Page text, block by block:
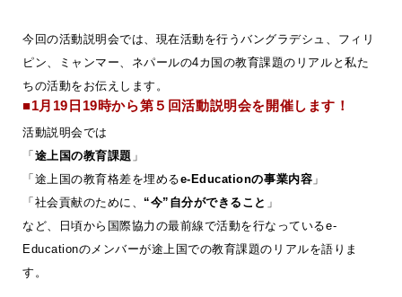
今回の活動説明会では、現在活動を行うバングラデシュ、フィリ
ピン、ミャンマー、ネパールの4カ国の教育課題のリアルと私た
ちの活動をお伝えします。
■1月19日19時から第５回活動説明会を開催します！
活動説明会では
「 途上国の教育課題 」
「途上国の教育格差を埋めるe-Educationの事業内容 」
「社会貢献のために、 “今”自分ができること 」
など、日頃から国際協力の最前線で活動を行なっているe-
Educationのメンバーが途上国での教育課題のリアルを語りま
す。